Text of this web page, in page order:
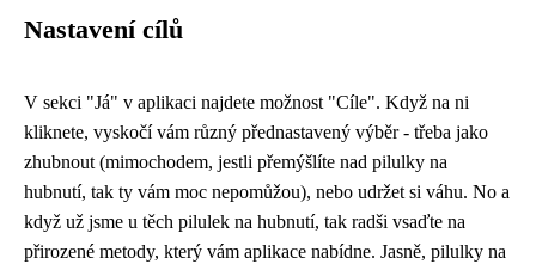
Nastavení cílů
V sekci "Já" v aplikaci najdete možnost "Cíle". Když na ni
kliknete, vyskočí vám různý přednastavený výběr - třeba jako
zhubnout (mimochodem, jestli přemýšlíte nad pilulky na
hubnutí, tak ty vám moc nepomůžou), nebo udržet si váhu. No a
když už jsme u těch pilulek na hubnutí, tak radši vsaďte na
přirozené metody, který vám aplikace nabídne. Jasně, pilulky na